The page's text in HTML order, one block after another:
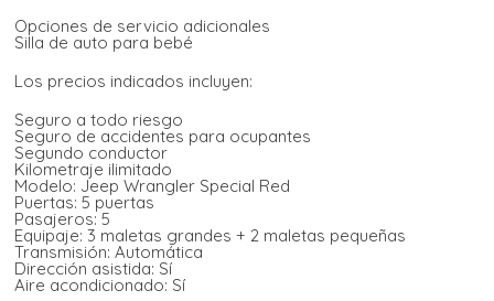
Opciones de servicio adicionales
Silla de auto para bebé
Los precios indicados incluyen:
Seguro a todo riesgo
Seguro de accidentes para ocupantes
Segundo conductor
Kilometraje ilimitado
Modelo: Jeep Wrangler Special Red
Puertas: 5 puertas
Pasajeros: 5
Equipaje: 3 maletas grandes + 2 maletas pequeñas
Transmisión: Automática
Dirección asistida: Sí
Aire acondicionado: Sí